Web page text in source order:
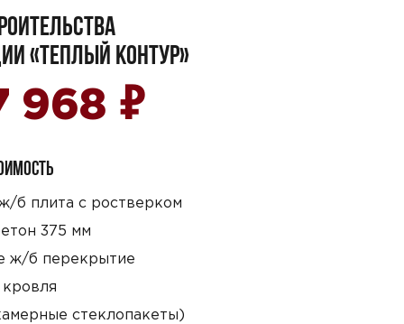
«ТЕПЛЫЙ КОНТУР»
968 ₽
б плита с ростверком
375 мм
ж/б перекрытие
стеклопакеты)